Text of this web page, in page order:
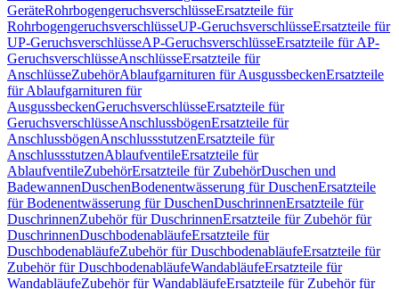
GeräteRohrbogengeruchsverschlüsseErsatzteile für
RohrbogengeruchsverschlüsseUP-GeruchsverschlüsseErsatzteile für
UP-GeruchsverschlüsseAP-GeruchsverschlüsseErsatzteile für AP-
GeruchsverschlüsseAnschlüsseErsatzteile für
AnschlüsseZubehörAblaufgarnituren für AusgussbeckenErsatzteile
für Ablaufgarnituren für
AusgussbeckenGeruchsverschlüsseErsatzteile für
GeruchsverschlüsseAnschlussbögenErsatzteile für
AnschlussbögenAnschlussstutzenErsatzteile für
AnschlussstutzenAblaufventileErsatzteile für
AblaufventileZubehörErsatzteile für ZubehörDuschen und
BadewannenDuschenBodenentwässerung für DuschenErsatzteile
für Bodenentwässerung für DuschenDuschrinnenErsatzteile für
DuschrinnenZubehör für DuschrinnenErsatzteile für Zubehör für
DuschrinnenDuschbodenabläufeErsatzteile für
DuschbodenabläufeZubehör für DuschbodenabläufeErsatzteile für
Zubehör für DuschbodenabläufeWandabläufeErsatzteile für
WandabläufeZubehör für WandabläufeErsatzteile für Zubehör für